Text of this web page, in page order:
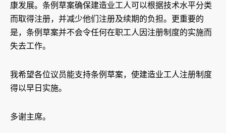
康发展。条例草案确保建造业工人可以根据技术水平分类
而取得注册，并减少他们注册及续期的负担。更重要的
是，条例草案并不会令任何在职工人因注册制度的实施而
失去工作。
我希望各位议员能支持条例草案，使建造业工人注册制度
得以早日实施。
多谢主席。